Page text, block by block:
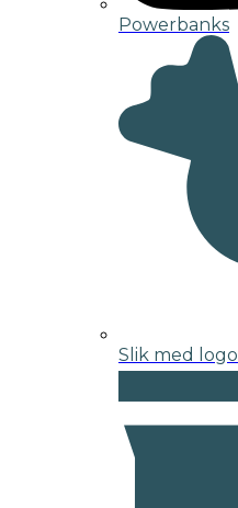
Powerbanks
Slik med logo